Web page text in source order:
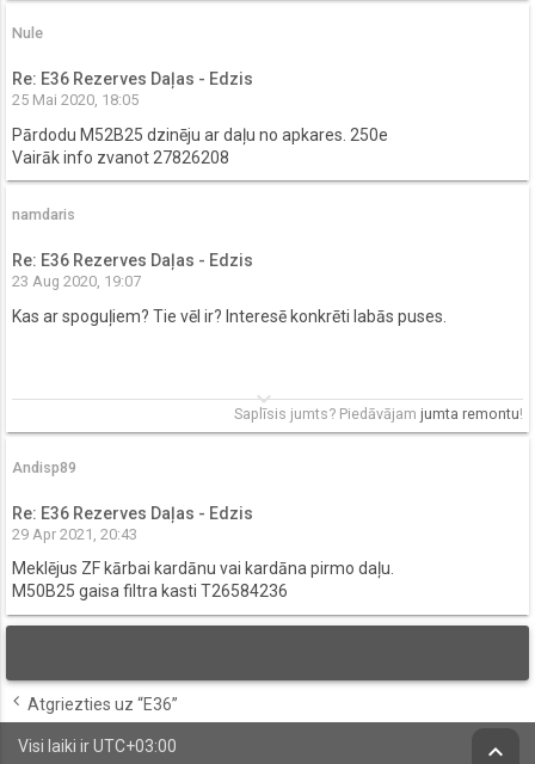
Nule
Re: E36 Rezerves Daļas - Edzis
25 Mai 2020, 18:05
Pārdodu M52B25 dzinēju ar daļu no apkares. 250e
Vairāk info zvanot 27826208
namdaris
Re: E36 Rezerves Daļas - Edzis
23 Aug 2020, 19:07
Kas ar spoguļiem? Tie vēl ir? Interesē konkrēti labās puses.
keyboard_arrow_down
Saplīsis jumts? Piedāvājam jumta remontu!
Andisp89
Re: E36 Rezerves Daļas - Edzis
29 Apr 2021, 20:43
Meklējus ZF kārbai kardānu vai kardāna pirmo daļu.
M50B25 gaisa filtra kasti T26584236
Atgriezties uz “E36”
Visi laiki irUTC+03:00 keyboard_arrow_up